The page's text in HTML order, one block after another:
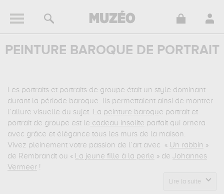
PEINTURE BAROQUE DE PORTRAIT
Les portraits et portraits de groupe était un style dominant
durant la période baroque. Ils permettaient ainsi de montrer
l’allure visuelle du sujet. La peinture baroque portrait et
portrait de groupe est le cadeau insolite parfait qui ornera
avec grâce et élégance tous les murs de la maison.
Vivez pleinement votre passion de l’art avec « Un rabbin »
de Rembrandt ou « La jeune fille à la perle » de Johannes
Vermeer !
Lire la suite